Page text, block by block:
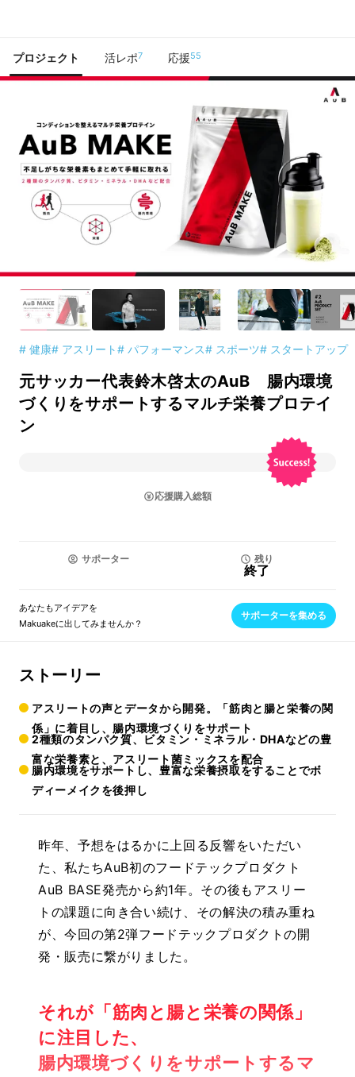
プロジェクト 活レポ7 応援55
# 健康# アスリート# パフォーマンス# スポーツ# スタートアップ
元サッカー代表鈴木啓太のAuB 腸内環境
づくりをサポートするマルチ栄養プロテイ
ン
応援購入総額
サポーター 残り
終了
あなたもアイデアを
Makuakeに出してみませんか？
サポーターを集める
ストーリー
アスリートの声とデータから開発。「筋肉と腸と栄養の関
係」に着目し、腸内環境づくりをサポート
2種類のタンパク質、ビタミン・ミネラル・DHAなどの豊
富な栄養素と、アスリート菌ミックスを配合
腸内環境をサポートし、豊富な栄養摂取をすることでボ
ディーメイクを後押し
昨年、予想をはるかに上回る反響をいただい
た、私たちAuB初のフードテックプロダクト
AuB BASE発売から約1年。その後もアスリー
トの課題に向き合い続け、その解決の積み重ね
が、今回の第2弾フードテックプロダクトの開
発・販売に繋がりました。
それが「筋肉と腸と栄養の関係」
に注目した、
腸内環境づくりをサポートするマ